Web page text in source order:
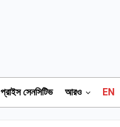
প্রাইস সেনসিটিভ আরও EN